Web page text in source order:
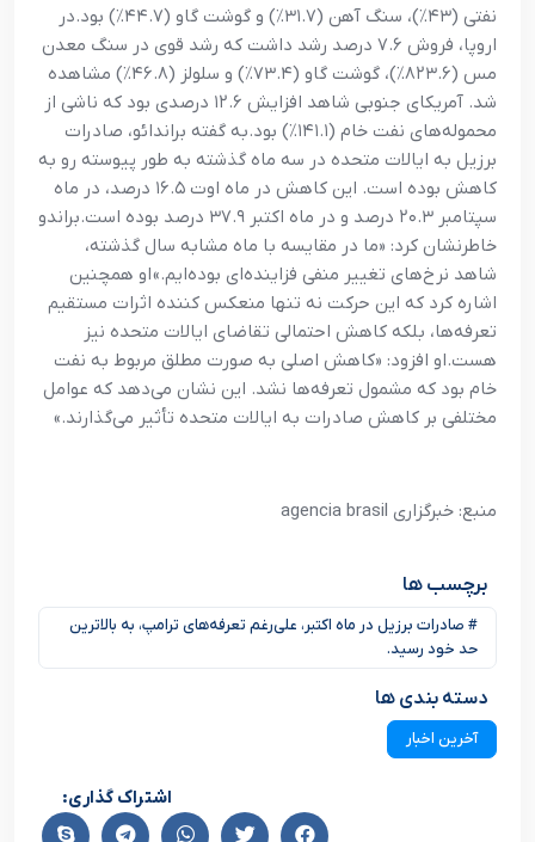
نفتی (۴۳٪)، سنگ آهن (۳۱.۷٪) و گوشت گاو (۴۴.۷٪) بود.
در
اروپا، فروش ۷.۶ درصد رشد داشت که رشد قوی در سنگ معدن
مس (۸۲۳.۶٪)، گوشت گاو (۷۳.۴٪) و سلولز (۴۶.۸٪) مشاهده
شد. آمریکای جنوبی شاهد افزایش ۱۲.۶ درصدی بود که ناشی از
محموله‌های نفت خام (۱۴۱.۱٪) بود.
به گفته براندائو، صادرات
برزیل به ایالات متحده در سه ماه گذشته به طور پیوسته رو به
کاهش بوده است. این کاهش در ماه اوت ۱۶.۵ درصد، در ماه
سپتامبر ۲۰.۳ درصد و در ماه اکتبر ۳۷.۹ درصد بوده است.
براندو
خاطرنشان کرد: «ما در مقایسه با ماه مشابه سال گذشته،
شاهد نرخ‌های تغییر منفی فزاینده‌ای بوده‌ایم.»او همچنین
اشاره کرد که این حرکت نه تنها منعکس کننده اثرات مستقیم
تعرفه‌ها، بلکه کاهش احتمالی تقاضای ایالات متحده نیز
هست.او افزود: «کاهش اصلی به صورت مطلق مربوط به نفت
خام بود که مشمول تعرفه‌ها نشد. این نشان می‌دهد که عوامل
مختلفی بر کاهش صادرات به ایالات متحده تأثیر می‌گذارند.»
منبع: خبرگزاری agencia brasil
برچسب ها
# صادرات برزیل در ماه اکتبر، علی‌رغم تعرفه‌های ترامپ، به بالاترین
حد خود رسید.
دسته بندی ها
آخرین اخبار
اشتراک گذاری: